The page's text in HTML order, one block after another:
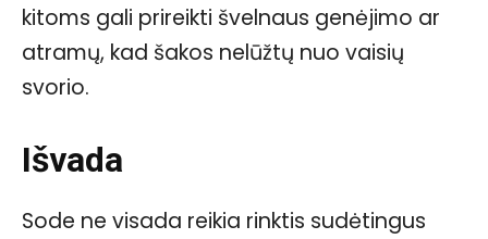
kitoms gali prireikti švelnaus genėjimo ar
atramų, kad šakos nelūžtų nuo vaisių
svorio.
Išvada
Sode ne visada reikia rinktis sudėtingus